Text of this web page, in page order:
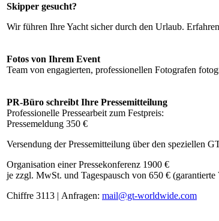
Skipper gesucht?
Wir führen Ihre Yacht sicher durch den Urlaub.
Fotos von Ihrem Event
Team von engagierten, professionellen Fotografen
PR-Büro schreibt Ihre Pressemitteilung
Professionelle Pressearbeit zum Festpreis:
Pressemeldung 350 €
Versendung der Pressemitteilung über den speziellen
Organisation einer Pressekonferenz 1900 €
je zzgl. MwSt. und Tagespausch von 650 € (garantierte
Chiffre 3113 | Anfragen: mail@gt-worldwide.com